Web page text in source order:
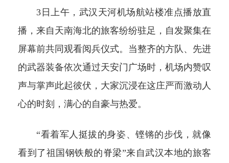
3日上午，武汉天河机场航站楼准点播放直
播，来自天南海北的旅客纷纷驻足，自发聚集在
屏幕前共同观看阅兵仪式。当整齐的方队、先进
的武器装备依次通过天安门广场时，机场内赞叹
声与掌声此起彼伏，大家沉浸在这庄严而激动人
心的时刻，满心的自豪与热爱。
“看着军人挺拔的身姿、铿锵的步伐，就像
看到了祖国钢铁般的脊梁”来自武汉本地的旅客